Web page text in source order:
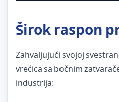
Širok raspon
Zahvaljujući svojoj
vrećica sa bočnim
industrija: